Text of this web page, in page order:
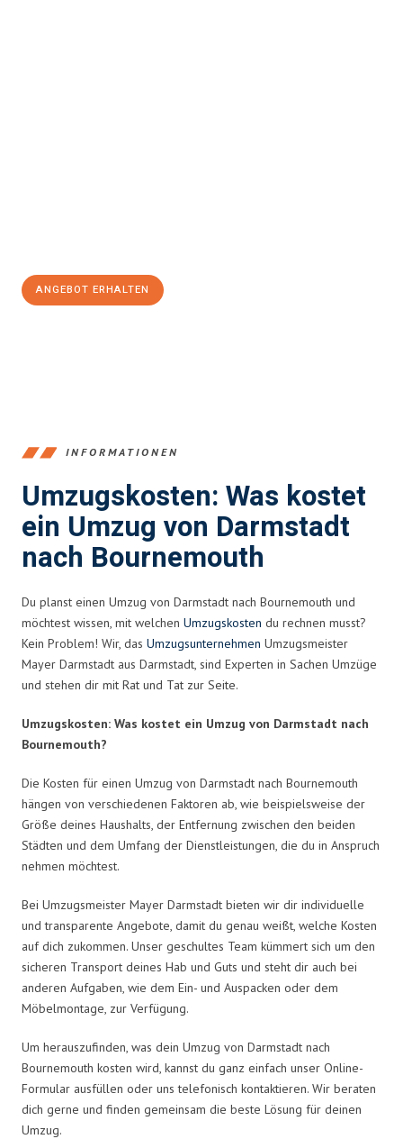
ANGEBOT ERHALTEN
INFORMATIONEN
Umzugskosten: Was kostet
ein Umzug von Darmstadt
nach Bournemouth
Du planst einen Umzug von Darmstadt nach Bournemouth und
möchtest wissen, mit welchen Umzugskosten du rechnen musst?
Kein Problem! Wir, das Umzugsunternehmen Umzugsmeister
Mayer Darmstadt aus Darmstadt, sind Experten in Sachen Umzüge
und stehen dir mit Rat und Tat zur Seite.
Umzugskosten: Was kostet ein Umzug von Darmstadt nach
Bournemouth?
Die Kosten für einen Umzug von Darmstadt nach Bournemouth
hängen von verschiedenen Faktoren ab, wie beispielsweise der
Größe deines Haushalts, der Entfernung zwischen den beiden
Städten und dem Umfang der Dienstleistungen, die du in Anspruch
nehmen möchtest.
Bei Umzugsmeister Mayer Darmstadt bieten wir dir individuelle
und transparente Angebote, damit du genau weißt, welche Kosten
auf dich zukommen. Unser geschultes Team kümmert sich um den
sicheren Transport deines Hab und Guts und steht dir auch bei
anderen Aufgaben, wie dem Ein- und Auspacken oder dem
Möbelmontage, zur Verfügung.
Um herauszufinden, was dein Umzug von Darmstadt nach
Bournemouth kosten wird, kannst du ganz einfach unser Online-
Formular ausfüllen oder uns telefonisch kontaktieren. Wir beraten
dich gerne und finden gemeinsam die beste Lösung für deinen
Umzug.